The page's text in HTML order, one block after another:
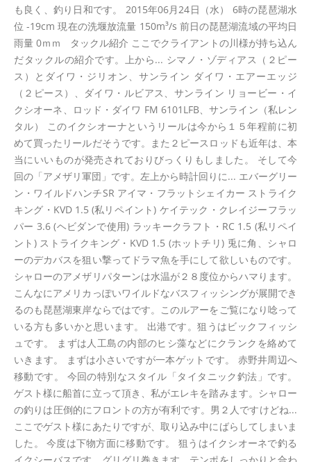
も良く、釣り日和です。 2015年06月24日（水） 6時の琵琶湖水
位 -19cm 現在の洗堰放流量 150m³/s 前日の琵琶湖流域の平均日
雨量 0ｍｍ タックル紹介 ここでクライアントの川様が持ち込ん
だタックルの紹介です。上から... シマノ・ゾディアス（２ピー
ス）とダイワ・ジリオン、サンライン ダイワ・エアーエッジ
（２ピース）、ダイワ・ルビアス、サンライン リョービー・イ
クシオーネ、ロッド・ダイワ FM 6101LFB、サンライン（私レン
タル） このイクシオーナというリールは今から１５年程前に初
めて買ったリールだそうです。また２ピースロッドも近年は、本
当にいいものが発売されておりびっくりもしました。 そして今
回の「アメザリ軍団」です。左上から時計回りに... エバーグリー
ン・ワイルドハンチSR アイマ・フラットシェイカー ストライク
キング・KVD 1.5 (私リペイント) ケイテック・クレイジーフラッ
パー 3.6 (ヘビダンで使用) ラッキークラフト・RC 1.5 (私リペイ
ント) ストライクキング・KVD 1.5 (ホットチリ) 兎に角、シャロ
ーのデカバスを狙い撃ってドラマ魚を手にして欲しいものです。
シャローのアメザリパターンは水温が２８度位からハマります。
こんなにアメリカっぽいワイルドなバスフィッシングが展開でき
るのも琵琶湖東岸ならではです。このルアーをご覧になり唸って
いる方も多いかと思います。 出港です。狙うはビックフィッシ
ュです。 まずは人工島の内部のヒシ藻などにクランクを絡めて
いきます。 まずは小さいですが一本ゲットです。 赤野井周辺へ
移動です。 今回の特別なスタイル「タイタニック釣法」です。
ゲスト様に船首に立って頂き、私がエレキを踏みます。シャロー
の釣りは圧倒的にフロントの方が有利です。男２人ですけどね...
ここでゲスト様にあたりですが、取り込み中にばらしてしまいま
した。 今度は下物方面に移動です。 狙うはイクシオーネで釣る